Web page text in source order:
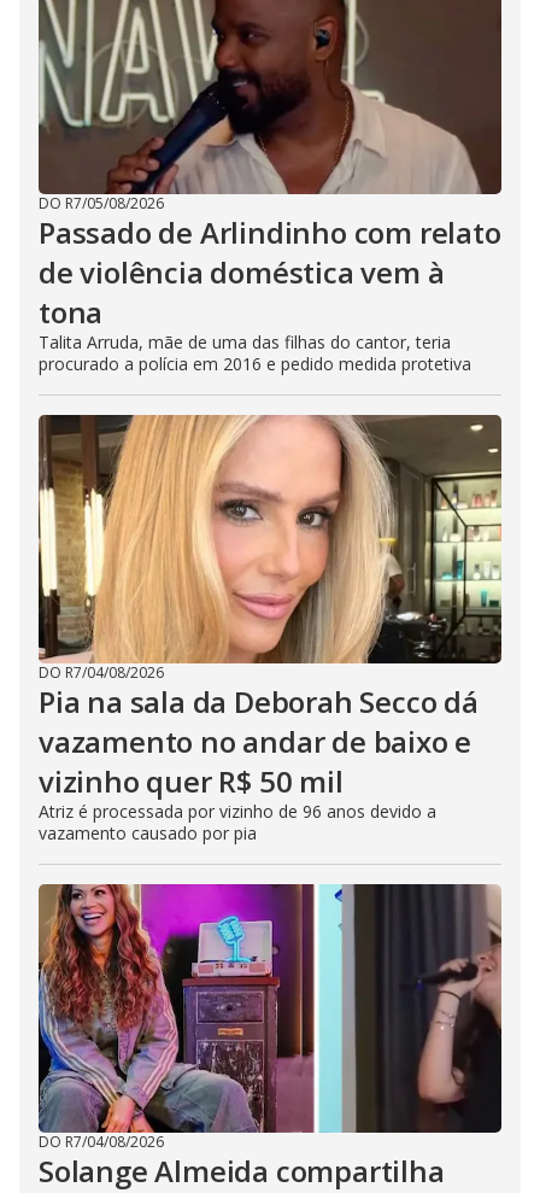
DO R7/05/08/2026
Passado de Arlindinho com relato
de violência doméstica vem à
tona
Talita Arruda, mãe de uma das filhas do cantor, teria
procurado a polícia em 2016 e pedido medida protetiva
DO R7/04/08/2026
Pia na sala da Deborah Secco dá
vazamento no andar de baixo e
vizinho quer R$ 50 mil
Atriz é processada por vizinho de 96 anos devido a
vazamento causado por pia
DO R7/04/08/2026
Solange Almeida compartilha